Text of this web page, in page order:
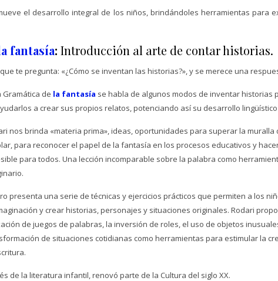
el desarrollo integral de los niños, brindándoles herramientas para
fantasía: Introducción al arte de contar historias.
te pregunta: «¿Cómo se inventan las historias?», y se merece una
Gramática de la fantasía se habla de algunos modos de inventar historias
a crear sus propios relatos, potenciando así su desarrollo lingüístico
nos brinda «materia prima», ideas, oportunidades para superar la muralla
para reconocer el papel de la fantasía en los procesos educativos y
para todos. Una lección incomparable sobre la palabra como
presenta una serie de técnicas y ejercicios prácticos que permiten a los
y crear historias, personajes y situaciones originales. Rodari
de juegos de palabras, la inversión de roles, el uso de objetos
de situaciones cotidianas como herramientas para estimular la
de la literatura infantil, renovó parte de la Cultura del siglo XX.